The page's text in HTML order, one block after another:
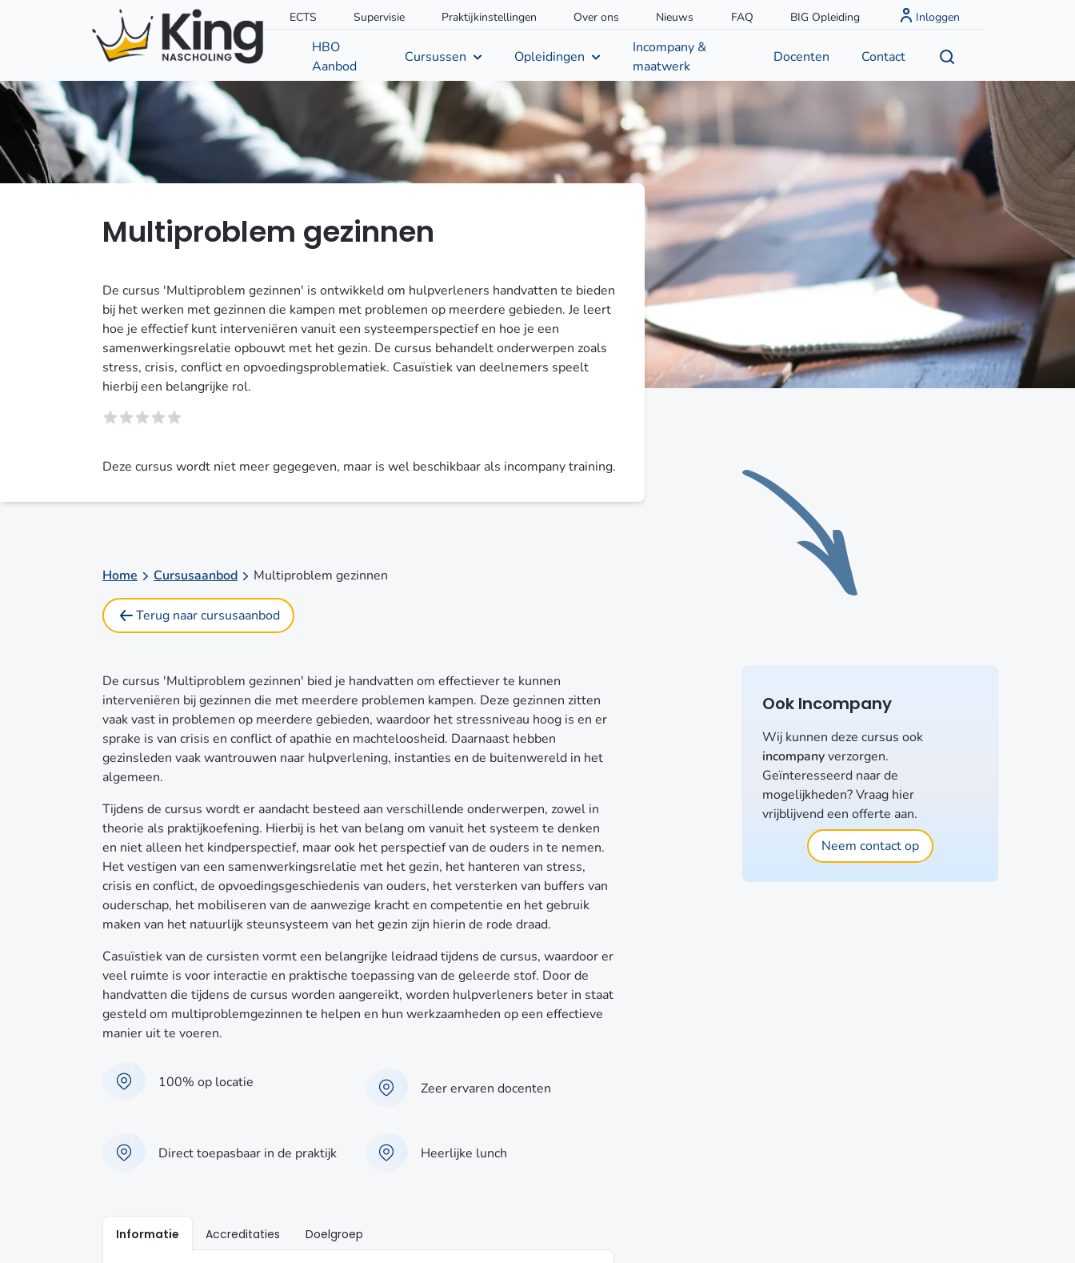
ECTS Supervisie Praktijkinstellingen Over ons Nieuws FAQ BIG Opleiding Inloggen
HBO
Aanbod
Cursussen Opleidingen
Incompany &
maatwerk
Docenten Contact
Multiproblem gezinnen
De cursus 'Multiproblem gezinnen' is ontwikkeld om hulpverleners handvatten te bieden
bij het werken met gezinnen die kampen met problemen op meerdere gebieden. Je leert
hoe je effectief kunt interveniëren vanuit een systeemperspectief en hoe je een
samenwerkingsrelatie opbouwt met het gezin. De cursus behandelt onderwerpen zoals
stress, crisis, conflict en opvoedingsproblematiek. Casuïstiek van deelnemers speelt
hierbij een belangrijke rol.
Deze cursus wordt niet meer gegegeven, maar is wel beschikbaar als incompany training.
Home Cursusaanbod Multiproblem gezinnen
Terug naar cursusaanbod
De cursus 'Multiproblem gezinnen' bied je handvatten om effectiever te kunnen
interveniëren bij gezinnen die met meerdere problemen kampen. Deze gezinnen zitten
vaak vast in problemen op meerdere gebieden, waardoor het stressniveau hoog is en er
sprake is van crisis en conflict of apathie en machteloosheid. Daarnaast hebben
gezinsleden vaak wantrouwen naar hulpverlening, instanties en de buitenwereld in het
algemeen.
Tijdens de cursus wordt er aandacht besteed aan verschillende onderwerpen, zowel in
theorie als praktijkoefening. Hierbij is het van belang om vanuit het systeem te denken
en niet alleen het kindperspectief, maar ook het perspectief van de ouders in te nemen.
Het vestigen van een samenwerkingsrelatie met het gezin, het hanteren van stress,
crisis en conflict, de opvoedingsgeschiedenis van ouders, het versterken van buffers van
ouderschap, het mobiliseren van de aanwezige kracht en competentie en het gebruik
maken van het natuurlijk steunsysteem van het gezin zijn hierin de rode draad.
Casuïstiek van de cursisten vormt een belangrijke leidraad tijdens de cursus, waardoor er
veel ruimte is voor interactie en praktische toepassing van de geleerde stof. Door de
handvatten die tijdens de cursus worden aangereikt, worden hulpverleners beter in staat
gesteld om multiproblemgezinnen te helpen en hun werkzaamheden op een effectieve
manier uit te voeren.
100% op locatie Zeer ervaren docenten
Direct toepasbaar in de praktijk Heerlijke lunch
Informatie Accreditaties Doelgroep
Ook Incompany
Wij kunnen deze cursus ook
incompanyverzorgen.
Geïnteresseerd naar de
mogelijkheden? Vraag hier
vrijblijvend een offerte aan.
Neem contact op